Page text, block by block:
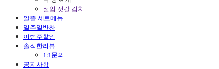
절임 젓갈 김치
알뜰 세트메뉴
일주일반찬
이번주할인
솔직한리뷰
1:1문의
공지사항